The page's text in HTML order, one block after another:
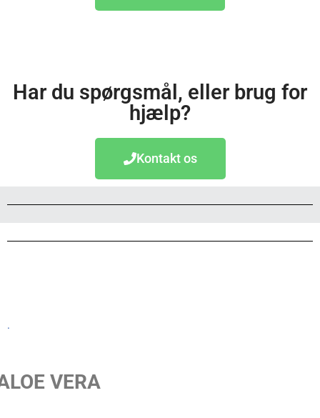
Har du spørgsmål, eller brug for
hjælp?
Kontakt os
.
VERA